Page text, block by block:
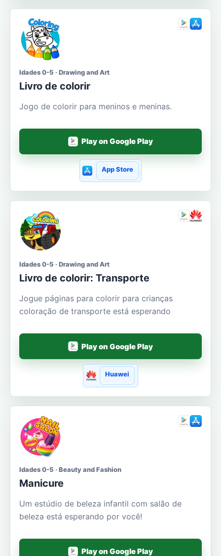
Idades 0-5 · Drawing and Art
Livro de colorir
Jogo de colorir para meninos e meninas.
Play on Google Play
App Store
Idades 0-5 · Drawing and Art
Livro de colorir: Transporte
Jogue páginas para colorir para crianças
coloração de transporte está esperando
Play on Google Play
Huawei
Idades 0-5 · Beauty and Fashion
Manicure
Um estúdio de beleza infantil com salão de
beleza está esperando por você!
Play on Google Play